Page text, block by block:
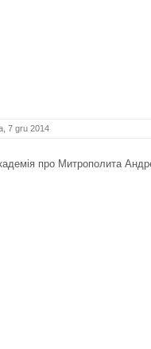
7 gru 2014
про Митрополита